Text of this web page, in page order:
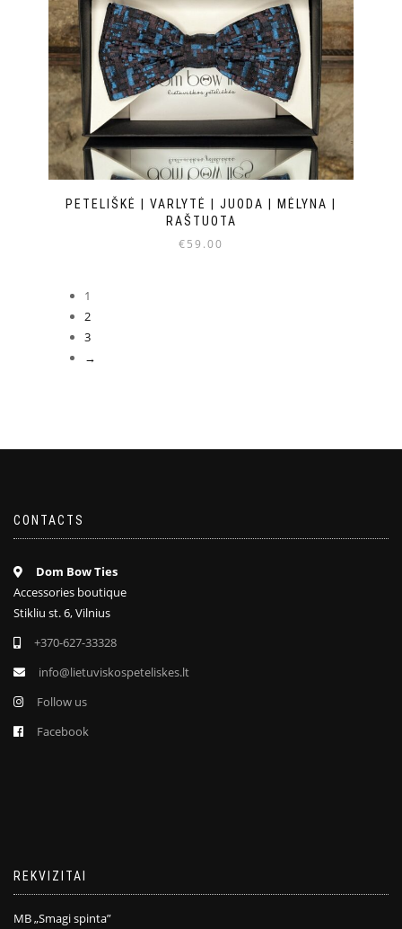
PETELIŠKĖ | VARLYTĖ | JUODA | MĖLYNA |
RAŠTUOTA
€59.00
1
2
3
→
CONTACTS
Dom Bow Ties
Accessories boutique
Stikliu st. 6, Vilnius
+370-627-33328
info@lietuviskospeteliskes.lt
Follow us
Facebook
REKVIZITAI
MB „Smagi spinta”